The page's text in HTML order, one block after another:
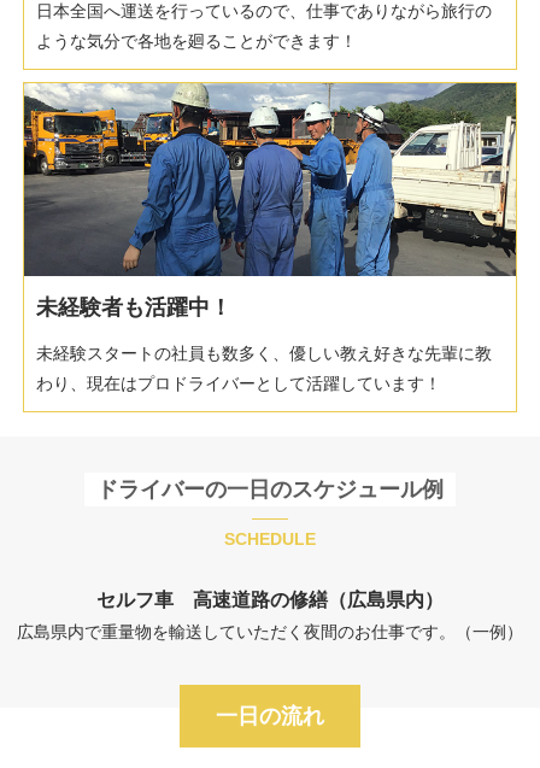
日本全国へ運送を行っているので、仕事でありながら旅行の
ような気分で各地を廻ることができます！
未経験者も活躍中！
未経験スタートの社員も数多く、優しい教え好きな先輩に教
わり、現在はプロドライバーとして活躍しています！
ドライバーの一日のスケジュール例
SCHEDULE
セルフ車 高速道路の修繕（広島県内）
広島県内で重量物を輸送していただく夜間のお仕事です。（一例）
一日の流れ